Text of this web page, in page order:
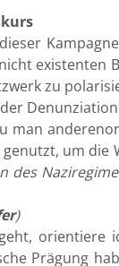
existenten
zu
man
um
des
)
Prägung